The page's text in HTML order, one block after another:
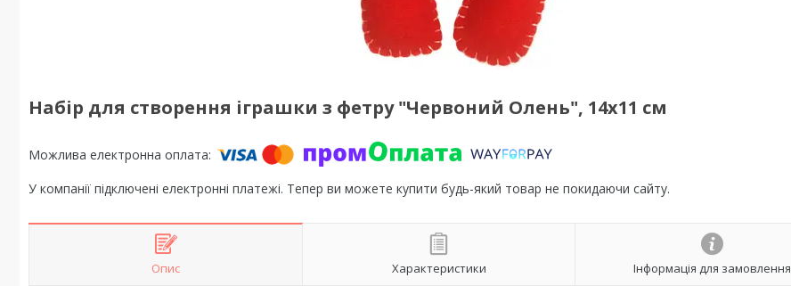
Набір для створення іграшки з фетру "Червоний Олень", 14х11 см
У компанії підключені електронні платежі. Тепер ви можете купити будь-який товар не покидаючи сайту.
Опис Характеристики Інформація для замовлення